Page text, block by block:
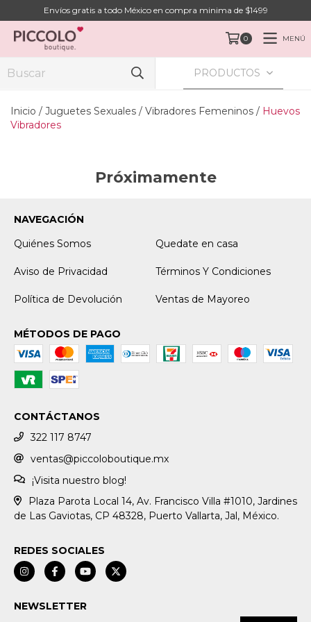
Envíos gratis a todo México en compra minima de $1499
0 MENÚ
PRODUCTOS
Inicio / Juguetes Sexuales / Vibradores Femeninos / Huevos
Vibradores
Próximamente
NAVEGACIÓN
Quiénes Somos
Quedate en casa
Aviso de Privacidad Términos Y Condiciones
Política de Devolución Ventas de Mayoreo
MÉTODOS DE PAGO
CONTÁCTANOS
322 117 8747
ventas@piccoloboutique.mx
¡Visita nuestro blog!
Plaza Parota Local 14, Av. Francisco Villa #1010, Jardines
de Las Gaviotas, CP 48328, Puerto Vallarta, Jal, México.
REDES SOCIALES
NEWSLETTER